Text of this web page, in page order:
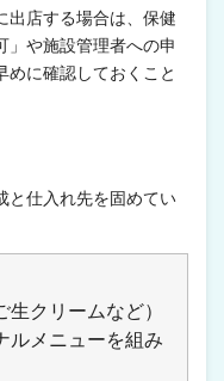
出店する場合は、保健
」や施設管理者への申
めに確認しておくこと
と仕入れ先を固めてい
クリームなど）
ルメニューを組み